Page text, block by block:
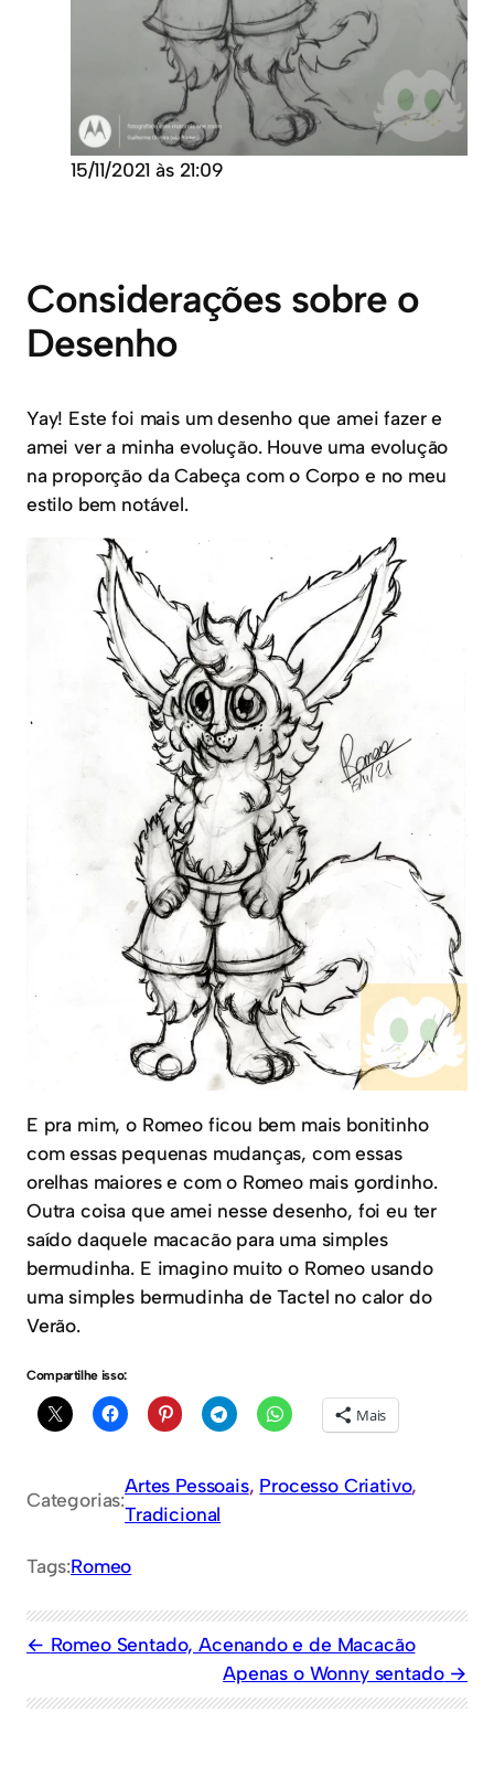
15/11/2021 às 21:09
Considerações sobre o
Desenho
Yay! Este foi mais um desenho que amei fazer e
amei ver a minha evolução. Houve uma evolução
na proporção da Cabeça com o Corpo e no meu
estilo bem notável.
E pra mim, o Romeo ficou bem mais bonitinho
com essas pequenas mudanças, com essas
orelhas maiores e com o Romeo mais gordinho.
Outra coisa que amei nesse desenho, foi eu ter
saído daquele macacão para uma simples
bermudinha. E imagino muito o Romeo usando
uma simples bermudinha de Tactel no calor do
Verão.
Compartilhe isso:
Mais
Categorias:
Artes Pessoais, Processo Criativo
Tradicional
Tags:Romeo
Romeo Sentado, Acenando e de Macacão
Apenas o Wonny sentado